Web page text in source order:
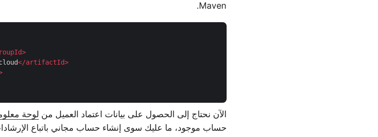
Maven.
>
</artifactId>
الآن نحتاج إلى الحصول على بيانات اعتماد العميل من لوحة
حساب موجود، ما عليك سوى إنشاء حساب مجاني باتباع